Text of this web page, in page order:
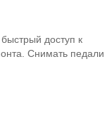
доступ к
Снимать педали